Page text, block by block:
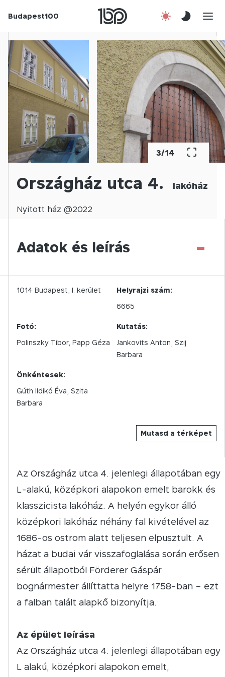
Budapest100
Csatlakozz!
Kapcsolat
En
3/14
Országház utca 4. lakóház
Nyitott ház @2022
Adatok és leírás -
Mutasd a térképet
1014 Budapest, I. kerület
Helyrajzi szám:
6665
Fotó:
Polinszky Tibor Papp Géza
Kutatás:
Jankovits Anton, Szij
Barbara
Önkéntesek:
Gúth Ildikó Éva, Szita
Barbara
Az Országház utca 4. jelenlegi állapotában egy
L-alakú, középkori alapokon emelt barokk és
klasszicista lakóház. A helyén egykor álló
középkori lakóház néhány fal kivételével az
1686-os ostrom alatt teljesen elpusztult. A
házat a budai vár visszafoglalása során erősen
sérült állapotból Förderer Gáspár
bognármester állíttatta helyre 1758-ban – ezt
a falban talált alapkő bizonyítja.
Az épület leírása
Az Országház utca 4. jelenlegi állapotában egy
L alakú, középkori alapokon emelt,